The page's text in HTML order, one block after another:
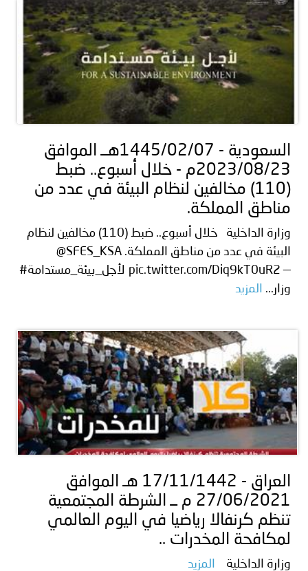
السعودية - 1445/02/07هــ الموافق
2023/08/23م - خلال أسبوع.. ضبط
(110) مخالفين لنظام البيئة في عدد من
مناطق المملكة.
وزارة الداخلية خلال أسبوع.. ضبط (110) مخالفين لنظام
البيئة في عدد من مناطق المملكة. ⁦ @SFES_KSA
#لأجل_بيئة_مستدامة pic.twitter.com/Diq9kT0uR2 —
وزار...
المزيد
العراق - 17/11/1442 هـ الموافق
27/06/2021 م ــ الشرطة المجتمعية
تنظم كرنفالا رياضيا في اليوم العالمي
لمكافحة المخدرات ..
وزارة الداخلية المزيد